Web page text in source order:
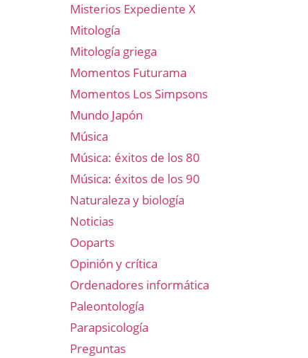
Misterios Expediente X
Mitología
Mitología griega
Momentos Futurama
Momentos Los Simpsons
Mundo Japón
Música
Música: éxitos de los 80
Música: éxitos de los 90
Naturaleza y biología
Noticias
Ooparts
Opinión y crítica
Ordenadores informática
Paleontología
Parapsicología
Preguntas